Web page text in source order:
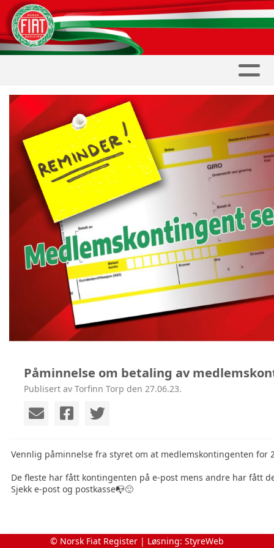
Påminnelse om betaling av
Publisert av Torfinn Torp den 27.06.23.
Vennlig påminnelse fra styret om at medlemskontingenten for
De fleste har fått kontingenten på e-post mens andre har fått
Sjekk e-post og postkasse📭🙂
© Norsk Fiat Register | Løsning: StyreWeb